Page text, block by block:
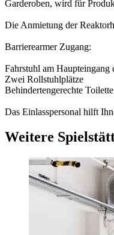
Garderoben, wird für
Die Anmietung der
Barrierearmer Zugang:
Fahrstuhl am Haupteingang
Zwei Rollstuhlplätze
Behindertengerechte
Das Einlasspersonal hilft
Weitere